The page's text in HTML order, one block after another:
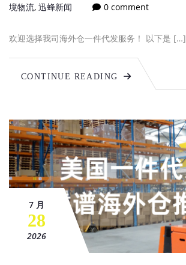
境物流, 迅蜂新闻 0 comment
欢迎选择我司海外仓一件代发服务！ 以下是 […]
CONTINUE READING
7 月
28
2026